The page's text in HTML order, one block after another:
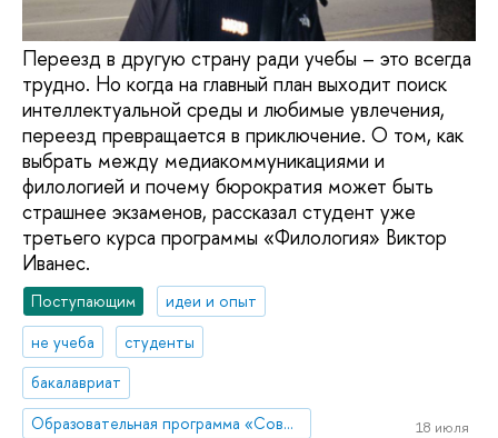
Переезд в другую страну ради учебы – это всегда
трудно. Но когда на главный план выходит поиск
интеллектуальной среды и любимые увлечения,
переезд превращается в приключение. О том, как
выбрать между медиакоммуникациями и
филологией и почему бюрократия может быть
страшнее экзаменов, рассказал студент уже
третьего курса программы «Филология» Виктор
Иванес.
Поступающим
идеи и опыт
не учеба
студенты
бакалавриат
Образовательная программа «Современная филология»
18 июля